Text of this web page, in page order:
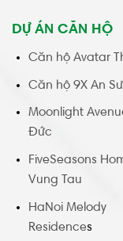
DỰ ÁN CĂN HỘ
Căn hộ Avatar
Căn hộ 9X An
Moonlight
Đức
FiveSeasons
Vung Tau
HaNoi Melody
Residences